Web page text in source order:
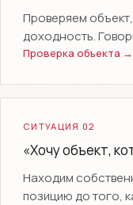
Проверяем
доходность.
Проверка объекта →
СИТУАЦИЯ 02
«Хочу объект,
Находим
позицию до того,